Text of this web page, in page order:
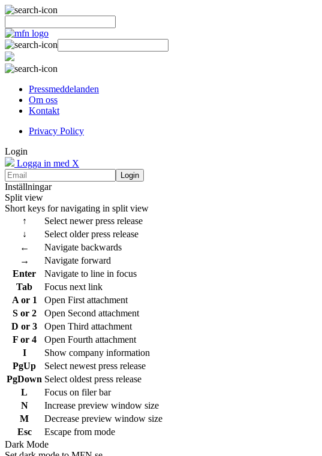
Pressmeddelanden
Om oss
Kontakt
Privacy Policy
Login
Logga in med X
Login
Inställningar
Split view
Short keys for navigating in split view
↑
Select newer press release
↓
Select older press release
←
Navigate backwards
→
Navigate forward
Enter
Navigate to line in focus
Tab
Focus next link
A or 1
Open First attachment
S or 2
Open Second attachment
D or 3
Open Third attachment
F or 4
Open Fourth attachment
I
Show company information
PgUp
Select newest press release
PgDown Select oldest press release
L
Focus on filer bar
N
Increase preview window size
M
Decrease preview window size
Esc
Escape from mode
Dark Mode